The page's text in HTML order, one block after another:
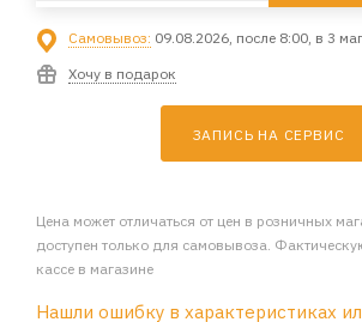
Самовывоз: 09.08.2026, после 8:00, в 3
Хочу в подарок
ЗАПИСЬ НА СЕРВИС
Цена может отличаться от цен в розничных
доступен только для самовывоза.
кассе в магазине
Нашли ошибку в характеристиках